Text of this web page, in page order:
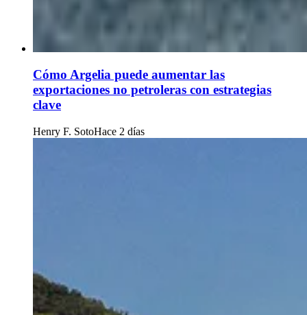
Cómo Argelia puede aumentar las
exportaciones no petroleras con estrategias
clave
Henry F. SotoHace 2 días